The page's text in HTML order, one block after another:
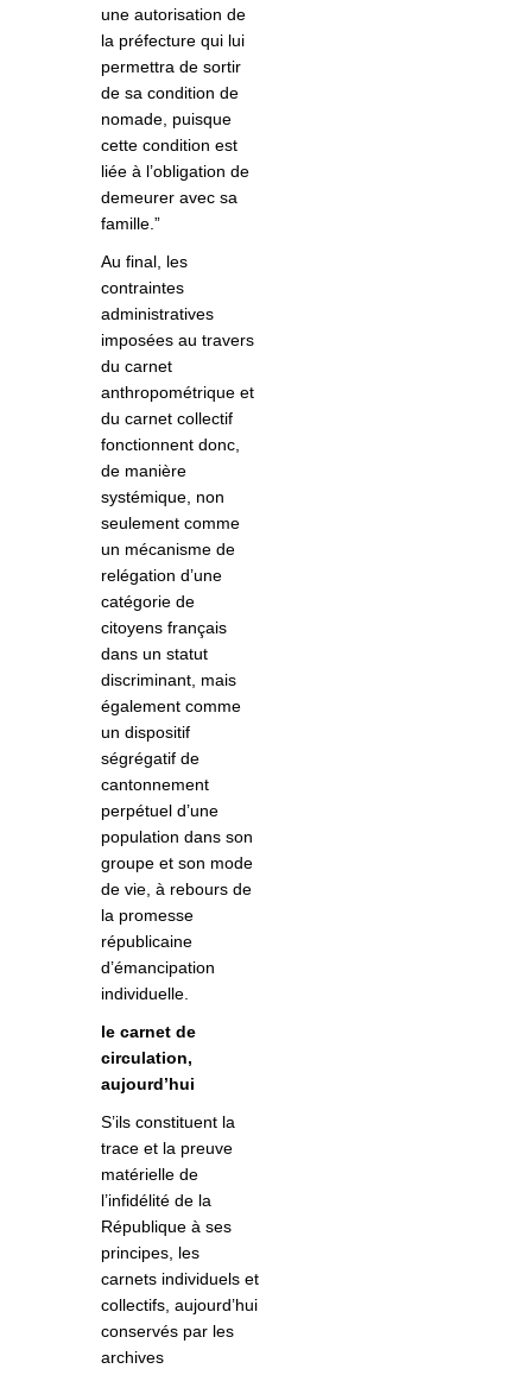
une autorisation de
la préfecture qui lui
permettra de sortir
de sa condition de
nomade, puisque
cette condition est
liée à l’obligation de
demeurer avec sa
famille.”
Au final, les
contraintes
administratives
imposées au travers
du carnet
anthropométrique et
du carnet collectif
fonctionnent donc,
de manière
systémique, non
seulement comme
un mécanisme de
relégation d’une
catégorie de
citoyens français
dans un statut
discriminant, mais
également comme
un dispositif
ségrégatif de
cantonnement
perpétuel d’une
population dans son
groupe et son mode
de vie, à rebours de
la promesse
républicaine
d’émancipation
individuelle.
le carnet de
circulation,
aujourd’hui
S’ils constituent la
trace et la preuve
matérielle de
l’infidélité de la
République à ses
principes, les
carnets individuels et
collectifs, aujourd’hui
conservés par les
archives